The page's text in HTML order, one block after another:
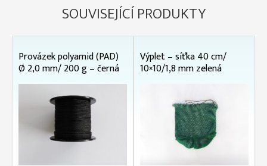
SOUVISEJÍCÍ PRODUKTY
Provázek polyamid (PAD)
Ø 2,0 mm/ 200 g – černá
Výplet – síťka 40 cm/
10×10/1,8 mm zelená